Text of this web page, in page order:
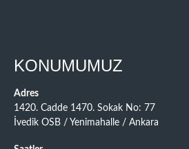
KONUMUMUZ
Adres
1420. Cadde 1470. Sokak No: 77
İvedik OSB / Yenimahalle / Ankara